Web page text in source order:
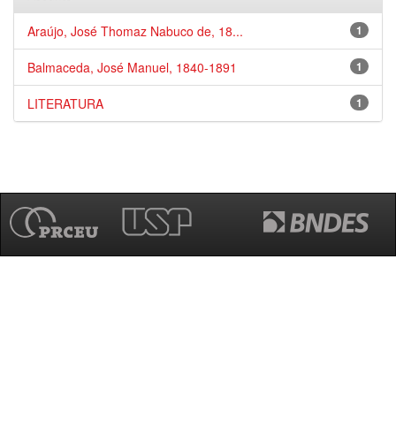
1
Araújo, José Thomaz Nabuco de, 18...
1
Balmaceda, José Manuel, 1840-1891
1
LITERATURA